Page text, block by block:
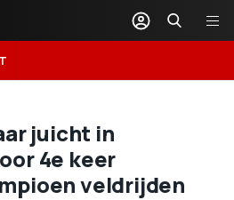
juicht in
4e keer
veldrijden